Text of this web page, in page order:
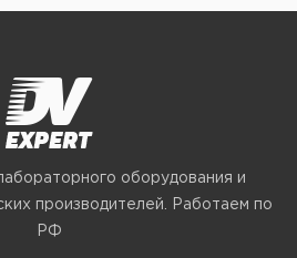
оборудования и
производителей. Работаем по
РФ